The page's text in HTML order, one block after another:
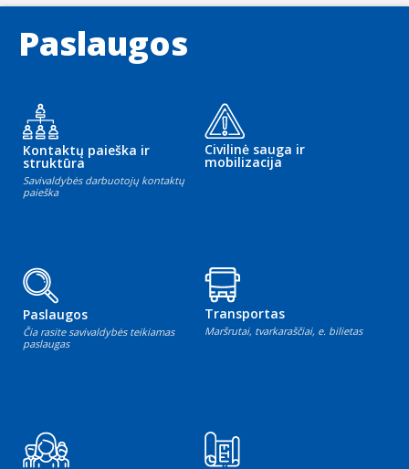
Paslaugos
Kontaktų paieška ir
struktūra
Savivaldybės darbuotojų kontaktų
paieška
Civilinė sauga ir
mobilizacija
Paslaugos
Čia rasite savivaldybės teikiamas
paslaugas
Transportas
Maršrutai, tvarkaraščiai, e. bilietas